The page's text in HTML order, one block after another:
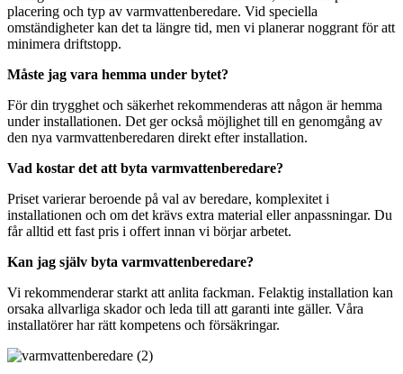
placering och typ av varmvattenberedare. Vid speciella
omständigheter kan det ta längre tid, men vi planerar noggrant för att
minimera driftstopp.
Måste jag vara hemma under bytet?
För din trygghet och säkerhet rekommenderas att någon är hemma
under installationen. Det ger också möjlighet till en genomgång av
den nya varmvattenberedaren direkt efter installation.
Vad kostar det att byta varmvattenberedare?
Priset varierar beroende på val av beredare, komplexitet i
installationen och om det krävs extra material eller anpassningar. Du
får alltid ett fast pris i offert innan vi börjar arbetet.
Kan jag själv byta varmvattenberedare?
Vi rekommenderar starkt att anlita fackman. Felaktig installation kan
orsaka allvarliga skador och leda till att garanti inte gäller. Våra
installatörer har rätt kompetens och försäkringar.